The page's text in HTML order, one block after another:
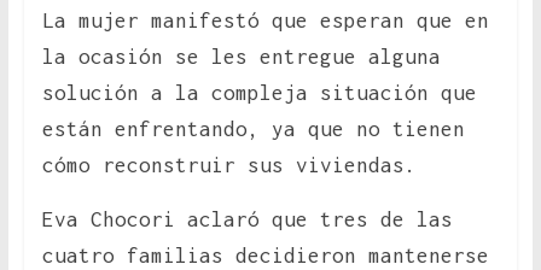
La mujer manifestó que esperan que en
la ocasión se les entregue alguna
solución a la compleja situación que
están enfrentando, ya que no tienen
cómo reconstruir sus viviendas.
Eva Chocori aclaró que tres de las
cuatro familias decidieron mantenerse